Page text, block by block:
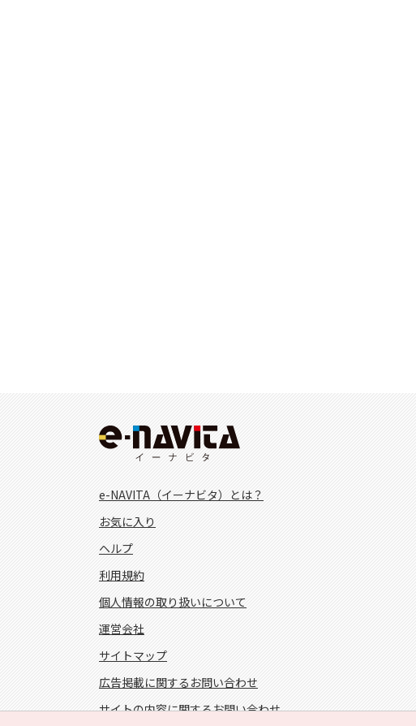
e-NAVITA（イーナビタ）とは？
お気に入り
ヘルプ
利用規約
個人情報の取り扱いについて
運営会社
サイトマップ
広告掲載に関するお問い合わせ
サイトの内容に関するお問い合わせ